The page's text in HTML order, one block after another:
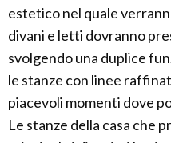
estetico nel quale
divani e letti dovranno
svolgendo una duplice
le stanze con linee
piacevoli momenti dove
Le stanze della casa che